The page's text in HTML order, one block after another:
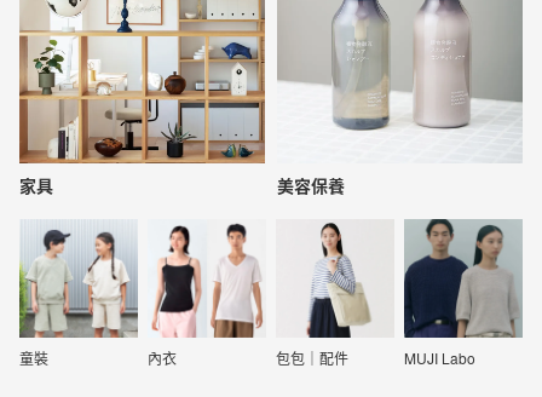
家具 美容保養
童裝 內衣 包包｜配件 MUJI Labo